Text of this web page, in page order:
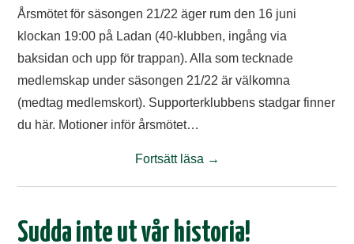
Årsmötet för säsongen 21/22 äger rum den 16 juni
klockan 19:00 på Ladan (40-klubben, ingång via
baksidan och upp för trappan). Alla som tecknade
medlemskap under säsongen 21/22 är välkomna
(medtag medlemskort). Supporterklubbens stadgar finner
du här. Motioner inför årsmötet…
Fortsätt läsa →
Sudda inte ut vår historia!